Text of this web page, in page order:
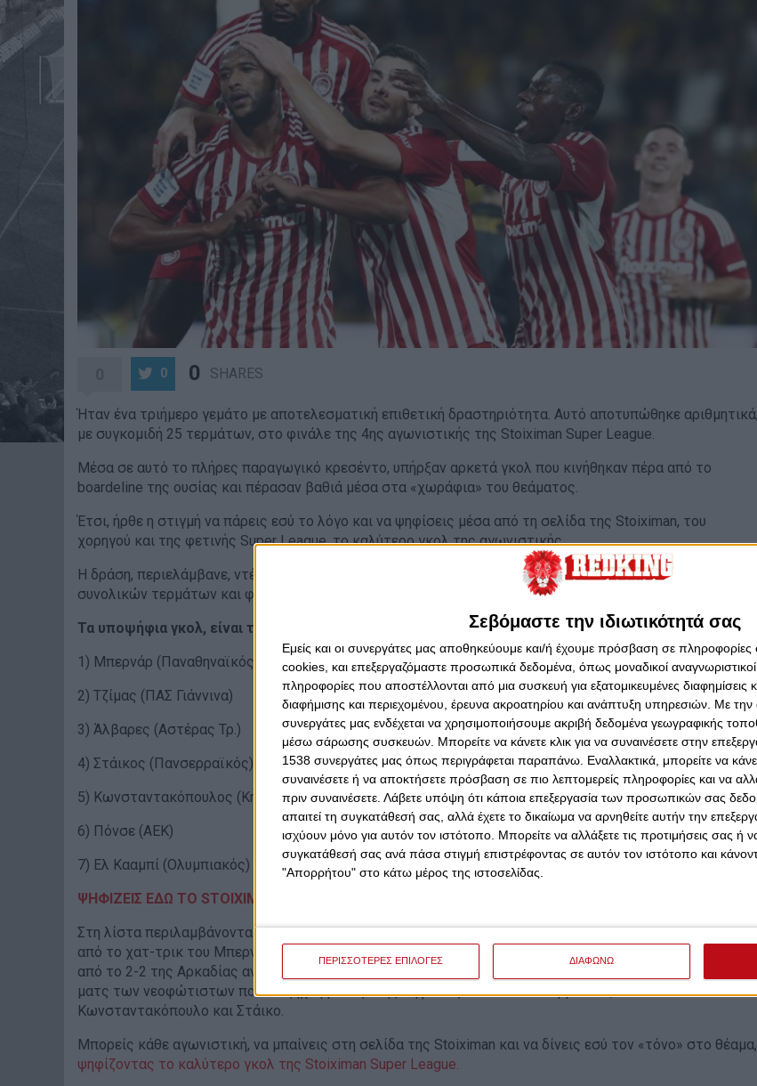
Σεβόμαστε την ιδιωτικότητά σας
Εμείς και οι συνεργάτες μας αποθηκεύουμε και/ή έχουμε πρόσβαση σε
cookies, και επεξεργαζόμαστε προσωπικά δεδομένα, όπως μοναδικοί
πληροφορίες που αποστέλλονται από μια συσκευή για εξατομικευμένες διαφημίσεις
διαφήμισης και περιεχομένου, έρευνα ακροατηρίου και ανάπτυξη υπηρεσιών. Με την
συνεργάτες μας ενδέχεται να χρησιμοποιήσουμε ακριβή δεδομένα γεωγραφικής
μέσω σάρωσης συσκευών. Μπορείτε να κάνετε κλικ για να συναινέσετε στην
1538 συνεργάτες μας όπως περιγράφεται παραπάνω. Εναλλακτικά, μπορείτε να
συναινέσετε ή να αποκτήσετε πρόσβαση σε πιο λεπτομερείς πληροφορίες και να
πριν συναινέσετε. Λάβετε υπόψη ότι κάποια επεξεργασία των προσωπικών σας
απαιτεί τη συγκατάθεσή σας, αλλά έχετε το δικαίωμα να αρνηθείτε αυτήν την
ισχύουν μόνο για αυτόν τον ιστότοπο. Μπορείτε να αλλάξετε τις προτιμήσεις σας ή
συγκατάθεσή σας ανά πάσα στιγμή επιστρέφοντας σε αυτόν τον ιστότοπο και
"Απορρήτου" στο κάτω μέρος της ιστοσελίδας.
ΠΕΡΙΣΣΟΤΕΡΕΣ ΕΠΙΛΟΓΕΣ ΔΙΑΦΩΝΩ
0 SHARES
0
Ήταν ένα τριήμερο γεμάτο με αποτελεσματική επιθετική δραστηριότητα. Αυτό αποτυπώθηκε αριθμητικά,
με συγκομιδή 25 τερμάτων, στο φινάλε της 4ης αγωνιστικής της Stoiximan Super League.
Μέσα σε αυτό το πλήρες παραγωγικό κρεσέντο, υπήρξαν αρκετά γκολ που κινήθηκαν πέρα από το
boardeline της ουσίας και πέρασαν βαθιά μέσα στα «χωράφια» του θεάματος.
Έτσι, ήρθε η στιγμή να πάρεις εσύ το λόγο και να ψηφίσεις μέσα από τη σελίδα της Stoiximan, του
χορηγού και της φετινής Super League, το καλύτερο γκολ της αγωνιστικής.
Η δράση, περιελάμβανε, ντέρμπι, ένα εκκωφαντικό διπλό κορυφής, δύο ισοπαλίες των τεσσάρων
συνολικών τερμάτων και φυσικά μια σχεδόν «αγγλική» ματσάρα με σκορ…πόλο.
Τα υποψήφια γκολ, είναι τα παρακάτω:
1) Μπερνάρ (Παναθηναϊκός 13')
2) Τζίμας (ΠΑΣ Γιάννινα)
3) Άλβαρες (Αστέρας Τρ.)
4) Στάικος (Πανσερραϊκός)
5) Κωνσταντακόπουλος (Κηφισιά)
6) Πόνσε (ΑΕΚ)
7) Ελ Κααμπί (Ολυμπιακός)
ΨΗΦΙΖΕΙΣ ΕΔΩ ΤΟ STOIXIMAN BEST GOAL ΤΗΣ 4ΗΣ ΑΓΩΝΙΣΤΙΚΗΣ
Στη λίστα περιλαμβάνονται και τα δύο γκολ του ντέρμπι ανάμεσα σε ΑΕΚ και Ολυμπιακό, το πρώτο
από το χατ-τρικ του Μπερνάρ στο Παναιτωλικός - Παναθηναϊκός, τα γκολ του Τζίμα και του Άλβαρες
από το 2-2 της Αρκαδίας ανάμεσα σε Αστέρα και ΠΑΣ και φυσικά δύο γκολ από το σύνολο των 8, στο
ματς των νεοφώτιστων που διεξήχθη μεταξύ της Κηφισιάς και του Πανσερραϊκού, από
Κωνσταντακόπουλο και Στάικο.
Μπορείς κάθε αγωνιστική, να μπαίνεις στη σελίδα της Stoiximan και να δίνεις εσύ τον «τόνο» στο θέαμα,
ψηφίζοντας το καλύτερο γκολ της Stoiximan Super League.